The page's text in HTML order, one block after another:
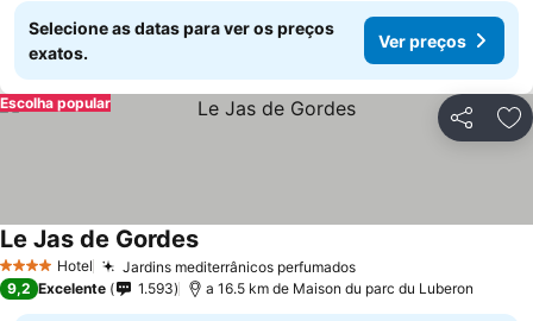
Selecione as datas para ver os preços
exatos.
Ver preços
Partilhar
Escolha popular
4 EstrelasHotel Jardins mediterrânicos perfumados
Le Jas de Gordes
9,2 Excelente 1.593 a 16.5 km de Maison du parc du Luberon